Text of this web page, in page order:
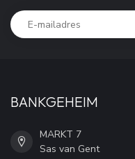
BANKGEHEIM
MARKT 7
Sas van Gent